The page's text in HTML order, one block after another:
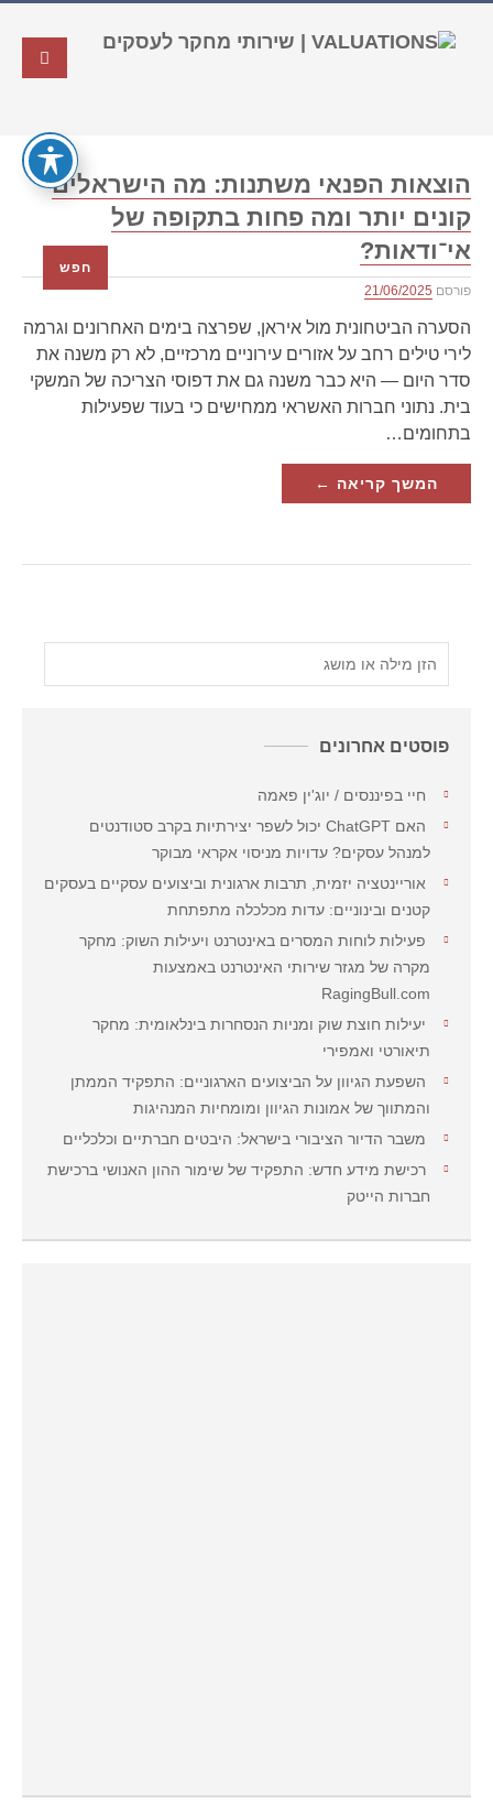
הוצאות הפנאי משתנות: מה הישראלים
קונים יותר ומה פחות בתקופה של
אי־ודאות?
פורסם 21/06/2025
הסערה הביטחונית מול איראן, שפרצה בימים האחרונים וגרמה
לירי טילים רחב על אזורים עירוניים מרכזיים, לא רק משנה את
סדר היום — היא כבר משנה גם את דפוסי הצריכה של המשקי
בית. נתוני חברות האשראי ממחישים כי בעוד שפעילות
בתחומים…
המשך קריאה ←
חפש
פוסטים אחרונים
חיי בפיננסים / יוג'ין פאמה
האם ChatGPT יכול לשפר יצירתיות בקרב סטודנטים
למנהל עסקים? עדויות מניסוי אקראי מבוקר
אוריינטציה יזמית, תרבות ארגונית וביצועים עסקיים בעסקים
קטנים ובינוניים: עדות מכלכלה מתפתחת
פעילות לוחות המסרים באינטרנט ויעילות השוק: מחקר
מקרה של מגזר שירותי האינטרנט באמצעות
RagingBull.com
יעילות חוצת שוק ומניות הנסחרות בינלאומית: מחקר
תיאורטי ואמפירי
השפעת הגיוון על הביצועים הארגוניים: התפקיד הממתן
והמתווך של אמונות הגיוון ומומחיות המנהיגות
משבר הדיור הציבורי בישראל: היבטים חברתיים וכלכליים
רכישת מידע חדש: התפקיד של שימור ההון האנושי ברכישת
חברות הייטק